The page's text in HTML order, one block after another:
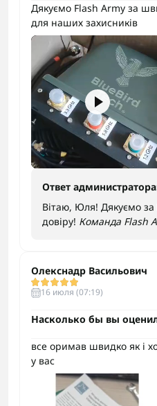
Дякуємо Flash Army за
для наших захисників
Ответ
Вітаю, Юля! Дякуємо за
довіру! Команда Flash
Олекснадр Васильович
16 июля (07:19)
Насколько бы вы
все оримав швидко як і
у вас